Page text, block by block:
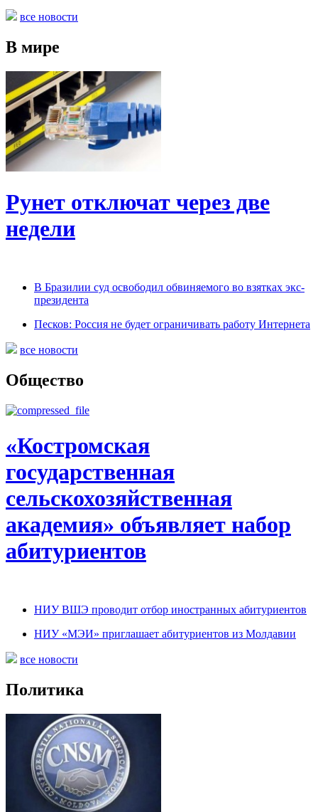
все новости
В мире
Рунет отключат через две
недели
В Бразилии суд освободил обвиняемого во взятках экс-
президента
Песков: Россия не будет ограничивать работу Интернета
все новости
Общество
«Костромская
государственная
сельскохозяйственная
академия» объявляет набор
абитуриентов
НИУ ВШЭ проводит отбор иностранных абитуриентов
НИУ «МЭИ» приглашает абитуриентов из Молдавии
все новости
Политика